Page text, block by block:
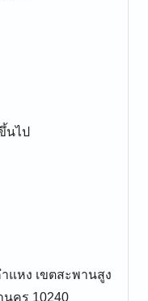
แหง เขตสะพานสูง
นคร 10240